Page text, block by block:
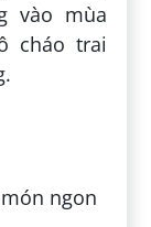
vào mùa
cháo trai